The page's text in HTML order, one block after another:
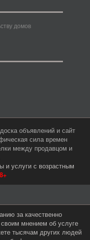
домов
объявлений и сайт
сила времен
между продавцом и
и услуги с возрастным
за качественно
мнением об услуге
тысячам других людей